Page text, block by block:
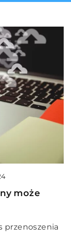
może
przenoszenia